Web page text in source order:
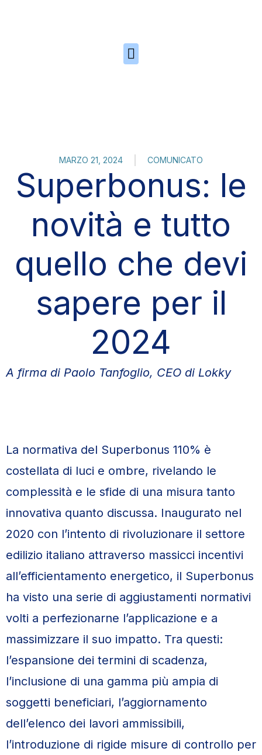
MARZO 21, 2024 COMUNICATO
Superbonus: le
novità e tutto
quello che devi
sapere per il
2024
A firma di Paolo Tanfoglio, CEO di Lokky
La normativa del Superbonus 110% è
costellata di luci e ombre, rivelando le
complessità e le sfide di una misura tanto
innovativa quanto discussa. Inaugurato nel
2020 con l’intento di rivoluzionare il settore
edilizio italiano attraverso massicci incentivi
all’efficientamento energetico, il Superbonus
ha visto una serie di aggiustamenti normativi
volti a perfezionarne l’applicazione e a
massimizzare il suo impatto. Tra questi:
l’espansione dei termini di scadenza,
l’inclusione di una gamma più ampia di
soggetti beneficiari, l’aggiornamento
dell’elenco dei lavori ammissibili,
l’introduzione di rigide misure di controllo per